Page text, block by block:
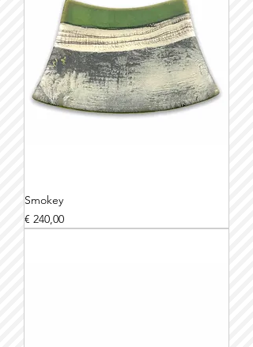
Smokey
Prijs
€ 240,00